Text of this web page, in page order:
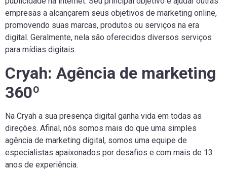
empresas a alcançarem seus objetivos de marketing online,
promovendo suas marcas, produtos ou serviços na era
digital. Geralmente, nela são oferecidos diversos serviços
para mídias digitais.
Cryah: Agência de marketing
360º
Na Cryah a sua presença digital ganha vida em todas as
direções. Afinal, nós somos mais do que uma simples
agência de marketing digital, somos uma equipe de
especialistas apaixonados por desafios e com mais de 13
anos de experiência.